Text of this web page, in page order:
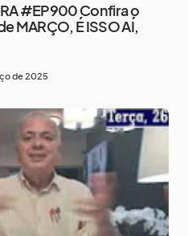
#EP900 Confira o
MARÇO, É ISSO AÍ,
de 2025